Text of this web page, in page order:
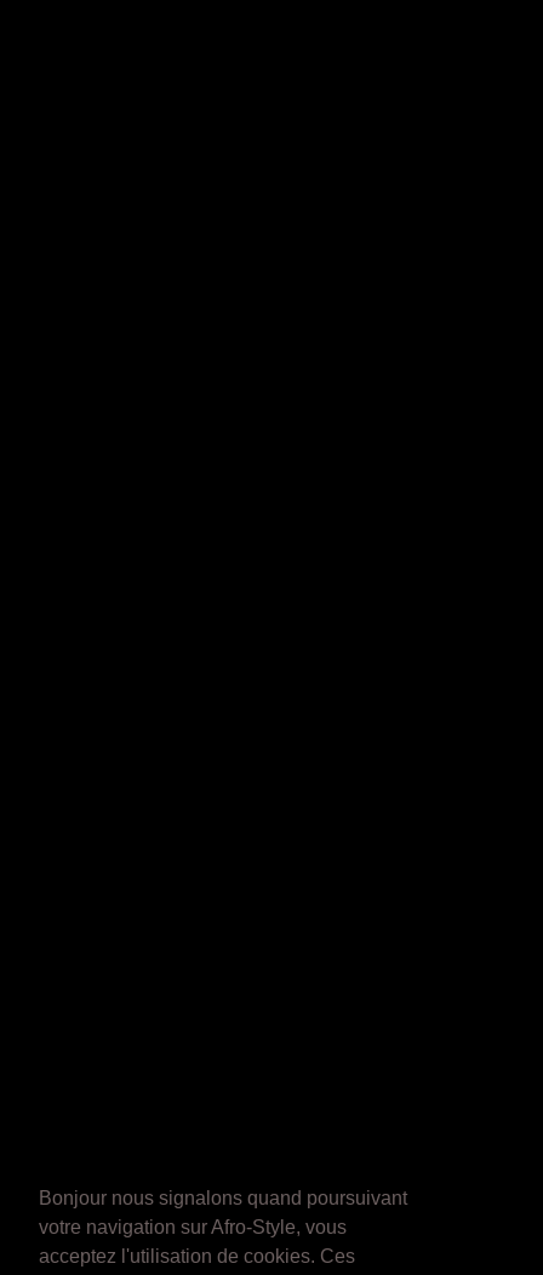
Bonjour nous signalons quand poursuivant
votre navigation sur Afro-Style, vous
acceptez l'utilisation de cookies. Ces